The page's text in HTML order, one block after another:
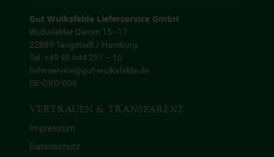
Gut Wulksfelde Lieferservice GmbH
Wulksfelder Damm 15–17
22889 Tangstedt / Hamburg
Tel. +49 40 644 251 – 10
lieferservice@gut-wulksfelde.de
DE-ÖKO-006
VERTRAUEN & TRANSPARENZ
Impressum
Datenschutz